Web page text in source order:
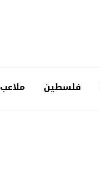
فلسطين ملاعب